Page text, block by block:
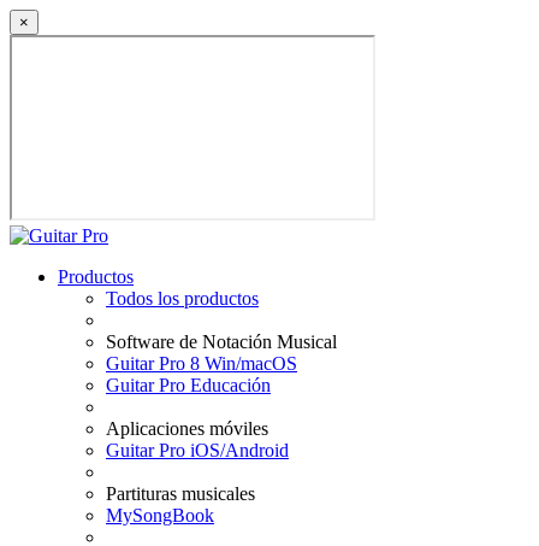
×
Productos
Todos los productos
Software de Notación Musical
Guitar Pro 8 Win/macOS
Guitar Pro Educación
Aplicaciones móviles
Guitar Pro iOS/Android
Partituras musicales
MySongBook